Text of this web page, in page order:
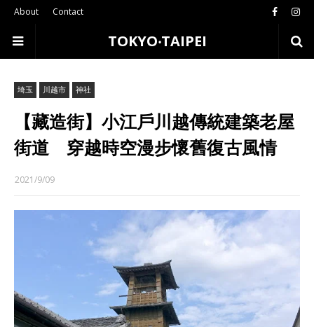
About Contact
TOKYO‧TAIPEI
埼玉 川越市 神社
【藏造街】小江戶川越傳統建築老屋
街道 穿越時空漫步懷舊復古風情
2021/9/09